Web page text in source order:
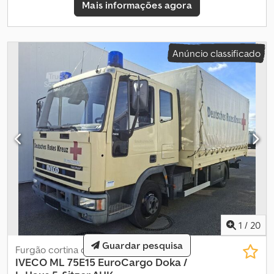
/ Euro3 .: ZCFA1ED0202463222 Suspensão: feixe de molas / feixe
de molas Transmissão: manual Euro 3 GUINDASTE: Dkodpszip
Comprimento: 5,20 m Largura: 2,45 m Sem responsabilidade por
erros de impressão e digitação, alterações, venda prévia e
enganos reservados! = Informações da empresa = Sem
responsabilidade por erros de impressão e digitação, alterações,
venda prévia e enganos reservados! Al Shogran GmbH An der
Glashütte 15 41516 Grevenbroich Tel.: Móvel: Sra. Sabine Faust
Email.
Mais informações agora
Anúncio classificado
1 / 20
Furgão cortina de lona
IVECO ML 75E15 EuroCargo Doka /
Guardar pesquisa